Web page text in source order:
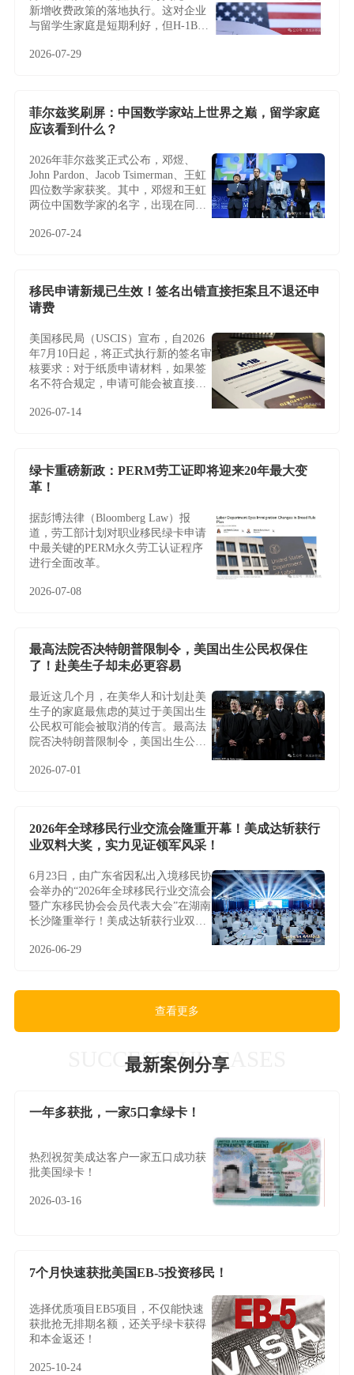
新增收费政策的落地执行。这对企业
与留学生家庭是短期利好，但H-1B制
加权抽签、雇主绑定与临时身份——
2026-07-29
菲尔兹奖刷屏：中国数学家站上世界之巅，留学家庭
应该看到什么？
2026年菲尔兹奖正式公布，邓煜、
John Pardon、Jacob Tsimerman、王虹
四位数学家获奖。其中，邓煜和王虹
两位中国数学家的名字，出现在同一
了一层特别的意义。
2026-07-24
移民申请新规已生效！签名出错直接拒案且不退还申
请费
美国移民局（USCIS）宣布，自2026
年7月10日起，将正式执行新的签名审
核要求：对于纸质申请材料，如果签
名不符合规定，申请可能会被直接拒
改机会。
2026-07-14
绿卡重磅新政：PERM劳工证即将迎来20年最大变
革！
据彭博法律（Bloomberg Law）报
道，劳工部计划对职业移民绿卡申请
中最关键的PERM永久劳工认证程序
进行全面改革。
2026-07-08
最高法院否决特朗普限制令，美国出生公民权保住
了！赴美生子却未必更容易
最近这几个月，在美华人和计划赴美
生子的家庭最焦虑的莫过于美国出生
公民权可能会被取消的传言。最高法
院否决特朗普限制令，美国出生公民
2026-07-01
2026年全球移民行业交流会隆重开幕！美成达斩获行
业双料大奖，实力见证领军风采！
6月23日，由广东省因私出入境移民协
会举办的“2026年全球移民行业交流会
暨广东移民协会会员代表大会”在湖南
长沙隆重举行！美成达斩获行业双料
2026-06-29
查看更多
SUCCESSFUL CASES
最新案例分享
一年多获批，一家5口拿绿卡！
热烈祝贺美成达客户一家五口成功获
批美国绿卡！
2026-03-16
7个月快速获批美国EB-5投资移民！
选择优质项目EB5项目，不仅能快速
获批抢无排期名额，还关乎绿卡获得
和本金返还！
2025-10-24